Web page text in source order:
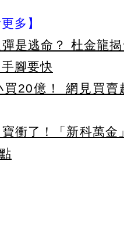
多】
是逃命？ 杜金龍
手腳要快
買20億！ 網見買賣
衝了！「新科萬金